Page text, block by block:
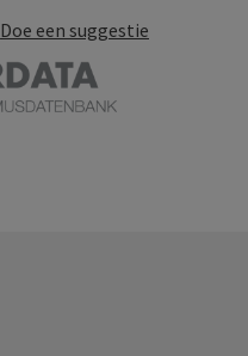
Doe een suggestie